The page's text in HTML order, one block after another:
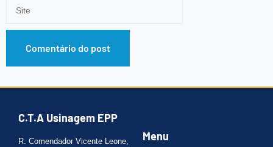
C.T.A Usinagem EPP
R. Comendador Vicente Leone,
Menu